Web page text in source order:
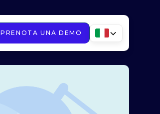
PRENOTA UNA DEMO